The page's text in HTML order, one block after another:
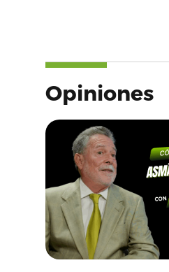
Opiniones